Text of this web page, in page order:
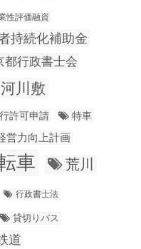
性評価融資
持続化補助金
都行政書士会
河川敷
許可申請
特車
営力向上計画
車 荒川
行政書士法
貸切りバス
道